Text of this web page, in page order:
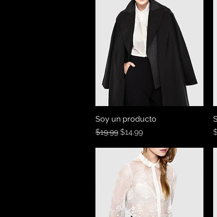
Vista rápida
Soy un producto
Precio
$19.99 Precio de oferta
$14.99